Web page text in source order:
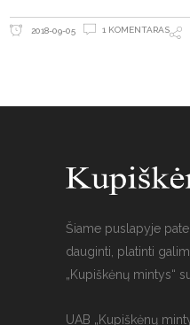
2018-09-05 1 KOMENTARAS
Šiame puslapyje
dauginti, platinti
„Kupiškėnų mintys“
UAB „Kupiškėnų